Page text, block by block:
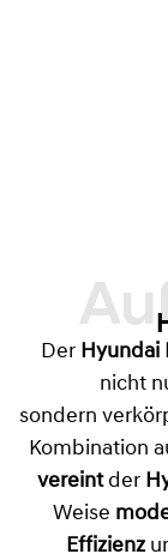
Der Hyundai
nicht
sondern
Kombination
vereint der
Weise
Effizienz